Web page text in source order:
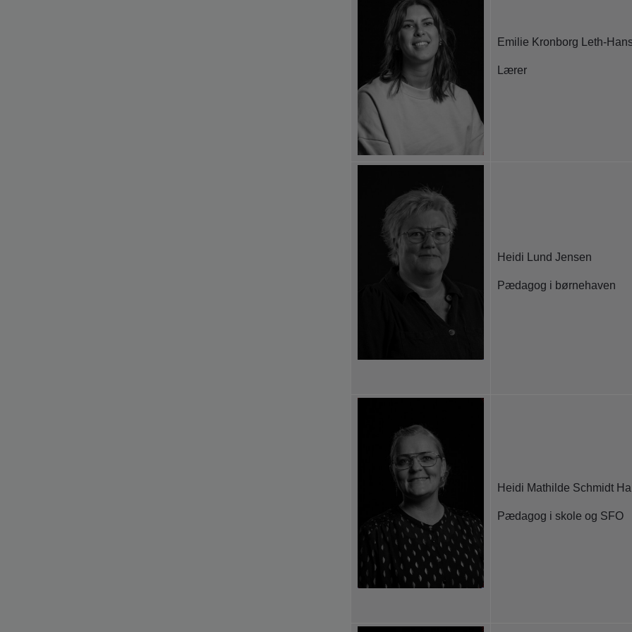
Emilie Kronborg Leth-
Lærer
Heidi Lund Jensen
Pædagog i børnehaven
Heidi Mathilde Schmidt
Pædagog i skole og SFO